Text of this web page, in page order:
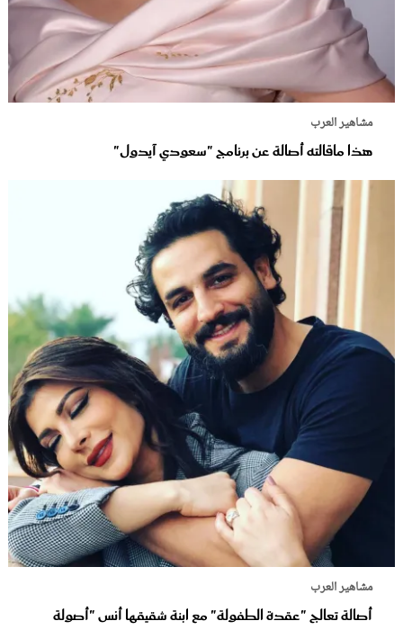
مشاهير العرب
هذا ماقالته أصالة عن برنامج "سعودي آيدول"
مشاهير العرب
أصالة تعالج "عقدة الطفولة" مع ابنة شقيقها أنس "أصولة